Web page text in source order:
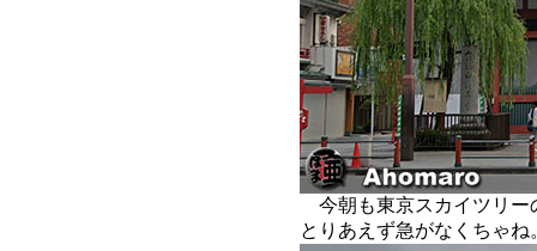
今朝も東京スカイツリー
とりあえず急がなくちゃね